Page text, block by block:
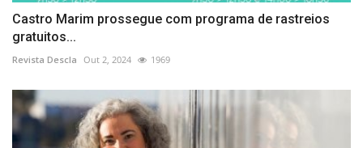
Castro Marim prossegue com programa de rastreios
gratuitos...
Revista Descla Out 2, 2024 1969